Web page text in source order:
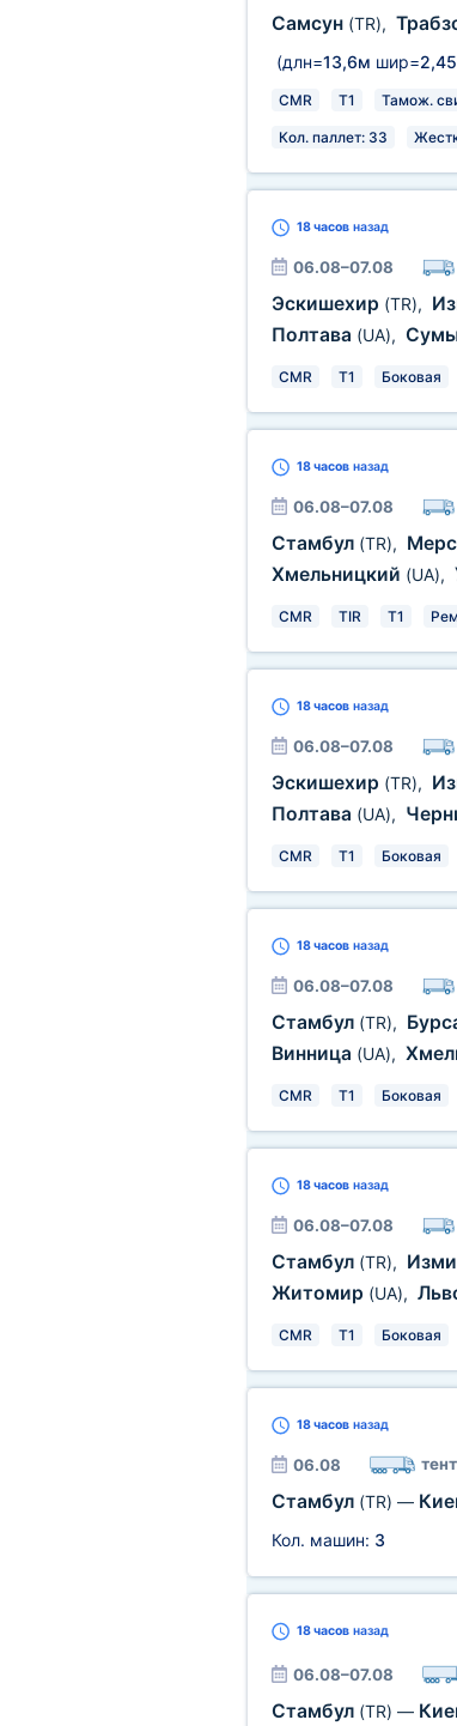
Самсун (TR),
(длн=13,6м шир=
CMR T1 Тамож.
Кол. паллет: 33
18 часовназад
06.08–07.08
Эскишехир (TR),
Полтава (UA),
CMR T1 Боковая
18 часовназад
06.08–07.08
Стамбул (TR),
Хмельницкий (UA),
CMR TIR T1
18 часовназад
06.08–07.08
Эскишехир (TR),
Полтава (UA),
CMR T1 Боковая
18 часовназад
06.08–07.08
Стамбул (TR),
Винница (UA),
CMR T1 Боковая
18 часовназад
06.08–07.08
Стамбул (TR),
Житомир (UA),
CMR T1 Боковая
18 часовназад
06.08 тент
Стамбул (TR) —
Кол. машин: 3
18 часовназад
06.08–07.08
Стамбул (TR) —